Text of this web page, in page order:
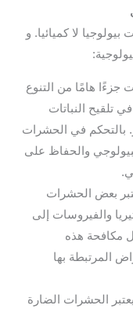
لا كميائيا. و
جزءًا هامًا من التنوع
تلقيح النباتات
بالتحكم في الحشرات
والحفاظ على
بعض الحشرات
والفيروسات إلى
مكافحة هذه
المرتبطة بها
الحشرات الضارة